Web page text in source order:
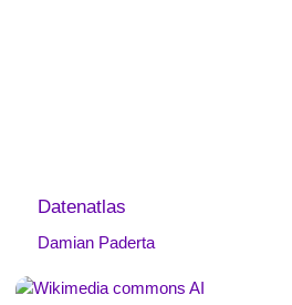
Datenatlas
Damian Paderta